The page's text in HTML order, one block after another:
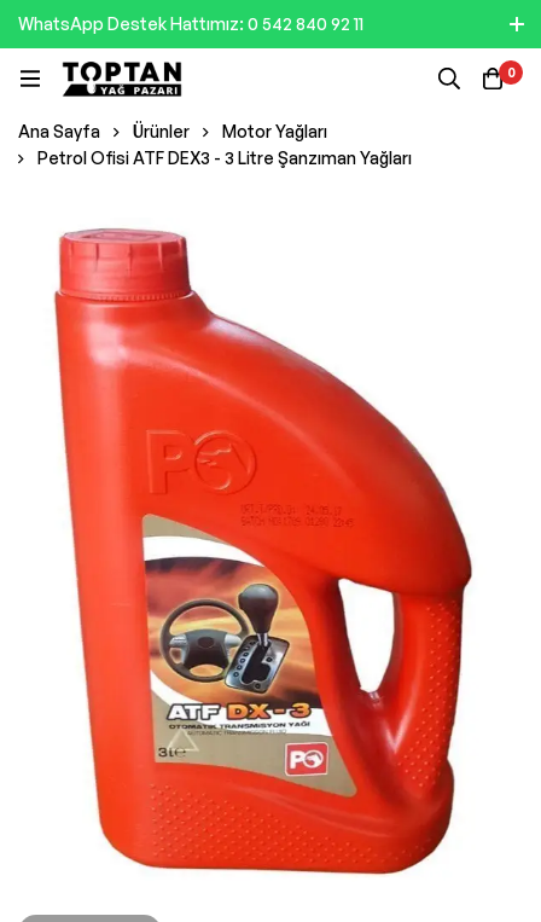
WhatsApp Destek Hattımız: 0 542 840 92 11
0
Ana Sayfa Ürünler
Motor Yağları
Petrol Ofisi ATF DEX3 - 3 Litre Şanzıman Yağları